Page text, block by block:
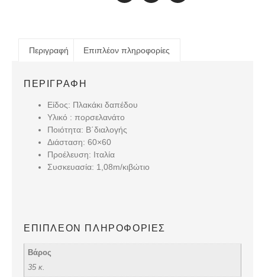
Περιγραφή Επιπλέον πληροφορίες
ΠΕΡΙΓΡΑΦΉ
Είδος: Πλακάκι δαπέδου
Υλικό : πορσελανάτο
Ποιότητα: B΄διαλογής
Διάσταση: 60×60
Προέλευση: Ιταλία
Συσκευασία: 1,08m/κιβώτιο
ΕΠΙΠΛΈΟΝ ΠΛΗΡΟΦΟΡΊΕΣ
Βάρος
35 κ.